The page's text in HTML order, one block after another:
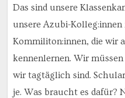
Das sind unsere
unsere Azubi-
Kommiliton:innen, die wir
kennenlernen. Wir
wir tagtäglich sind.
je. Was braucht es dafür?